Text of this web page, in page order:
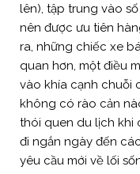
lên), tập trung vào
nên được ưu tiên
ra, những chiếc xe
quan hơn, một điều
vào khía cạnh chuỗi
không có rào cản
thói quen du lịch khi
đi ngắn ngày đến
yêu cầu mới về lối